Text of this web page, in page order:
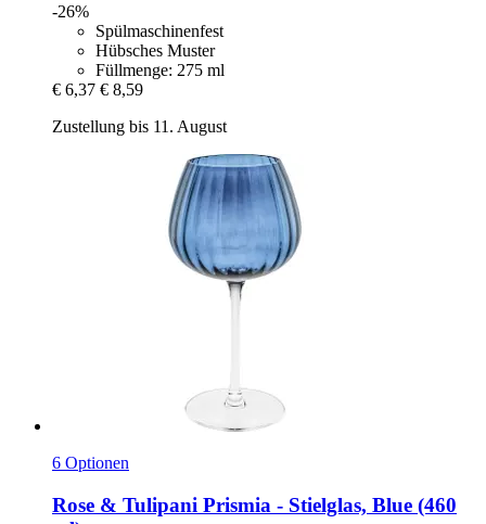
-26%
Spülmaschinenfest
Hübsches Muster
Füllmenge: 275 ml
€ 6,37 € 8,59
Zustellung bis 11. August
6 Optionen
Rose & Tulipani Prismia -​ Stielglas, Blue (460